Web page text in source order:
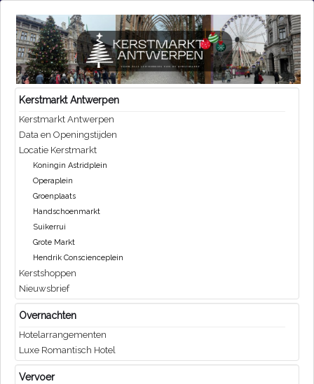
Kerstmarkt Antwerpen
Kerstmarkt Antwerpen
Data en Openingstijden
Locatie Kerstmarkt
Koningin Astridplein
Operaplein
Groenplaats
Handschoenmarkt
Suikerrui
Grote Markt
Hendrik Conscienceplein
Kerstshoppen
Nieuwsbrief
Overnachten
Hotelarrangementen
Luxe Romantisch Hotel
Vervoer